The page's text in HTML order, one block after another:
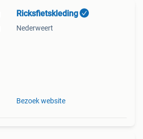
Ricksfietskleding
Nederweert
Bezoek website